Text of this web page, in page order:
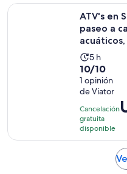
ATV's en
paseo a
La
actividad
dura
5
horas
5 h
10.0
de
10
con
1
opinión
10/10
1 opinión
de Viator
Cancelación
gratuita
disponible
El
ATV's en Stone Island con